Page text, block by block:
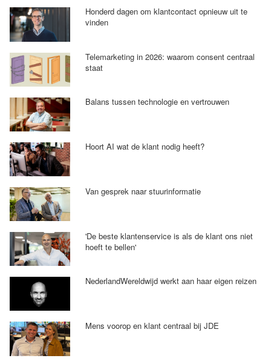
Honderd dagen om klantcontact opnieuw uit te
vinden
Telemarketing in 2026: waarom consent centraal
staat
Balans tussen technologie en vertrouwen
Hoort AI wat de klant nodig heeft?
Van gesprek naar stuurinformatie
'De beste klantenservice is als de klant ons niet
hoeft te bellen'
NederlandWereldwijd werkt aan haar eigen reizen
Mens voorop en klant centraal bij JDE